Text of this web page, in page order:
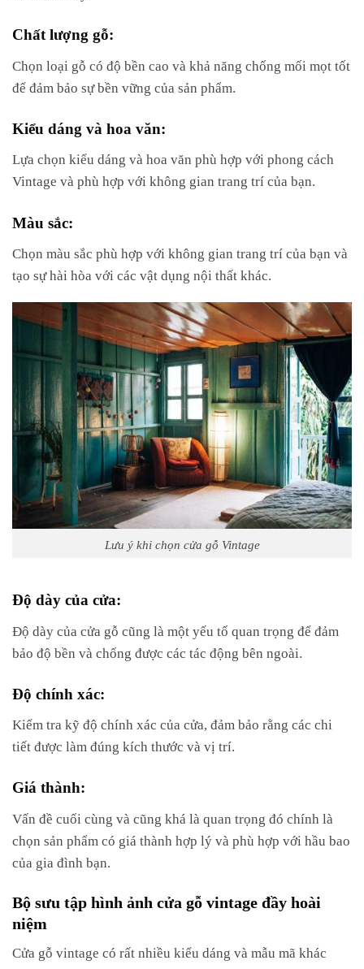
Chất lượng gỗ:
Chọn loại gỗ có độ bền cao và khả năng chống mối mọt tốt
để đảm bảo sự bền vững của sản phẩm.
Kiểu dáng và hoa văn:
Lựa chọn kiểu dáng và hoa văn phù hợp với phong cách
Vintage và phù hợp với không gian trang trí của bạn.
Màu sắc:
Chọn màu sắc phù hợp với không gian trang trí của bạn và
tạo sự hài hòa với các vật dụng nội thất khác.
Lưu ý khi chọn cửa gỗ Vintage
Độ dày của cửa:
Độ dày của cửa gỗ cũng là một yếu tố quan trọng để đảm
bảo độ bền và chống được các tác động bên ngoài.
Độ chính xác:
Kiểm tra kỹ độ chính xác của cửa, đảm bảo rằng các chi
tiết được làm đúng kích thước và vị trí.
Giá thành:
Vấn đề cuối cùng và cũng khá là quan trọng đó chính là
chọn sản phẩm có giá thành hợp lý và phù hợp với hầu bao
của gia đình bạn.
Bộ sưu tập hình ảnh cửa gỗ vintage đầy hoài
niệm
Cửa gỗ vintage có rất nhiều kiểu dáng và mẫu mã khác